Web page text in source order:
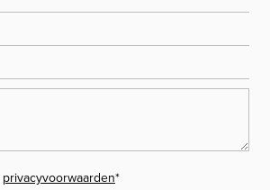
privacyvoorwaarden*